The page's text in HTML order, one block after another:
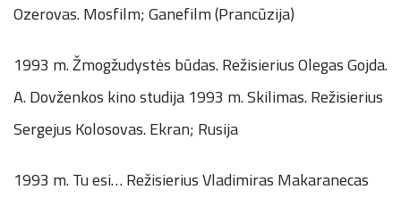
Ozerovas. Mosfilm; Ganefilm (Prancūzija)
1993 m. Žmogžudystės būdas. Režisierius Olegas Gojda.
A. Dovženkos kino studija 1993 m. Skilimas. Režisierius
Sergejus Kolosovas. Ekran; Rusija
1993 m. Tu esi… Režisierius Vladimiras Makaranecas